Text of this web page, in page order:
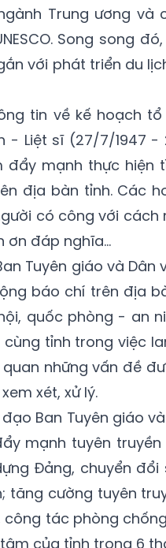
Trung ương và
Song song
với phát triển du
tin về kế hoạch
- Liệt sĩ (27/7/1947
đẩy mạnh thực hiện
địa bàn tỉnh. Các
có công với
ơn đáp nghĩa…
Tuyên giáo và Dân
báo chí trên địa
quốc phòng - an
tỉnh trong việc
những vấn đề
xét, xử lý.
Ban Tuyên giáo
mạnh tuyên
Đảng, chuyển đổi
tăng cường tuyên
công tác phòng
của tỉnh trong 6